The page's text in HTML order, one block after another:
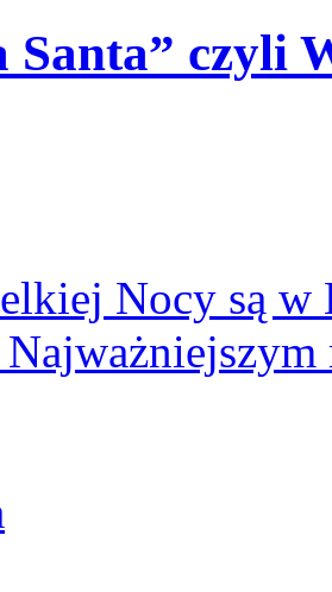
Santa” czyli
Nocy są w